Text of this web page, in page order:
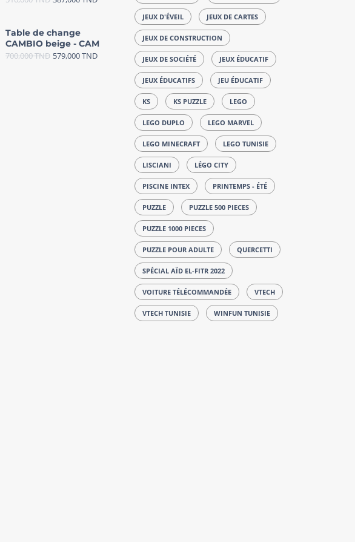
Table de change
CAMBIO beige - CAM
700,000TND 579,000TND
JEUX D'ÉVEIL JEUX DE CARTES
JEUX DE CONSTRUCTION
JEUX DE SOCIÉTÉ JEUX ÉDUCATIF
JEUX ÉDUCATIFS JEU ÉDUCATIF
KS KS PUZZLE LEGO
LEGO DUPLO LEGO MARVEL
LEGO MINECRAFT LEGO TUNISIE
LISCIANI LÉGO CITY
PISCINE INTEX PRINTEMPS - ÉTÉ
PUZZLE PUZZLE 500 PIECES
PUZZLE 1000 PIECES
PUZZLE POUR ADULTE QUERCETTI
SPÉCIAL AÏD EL-FITR 2022
VOITURE TÉLÉCOMMANDÉE VTECH
VTECH TUNISIE WINFUN TUNISIE